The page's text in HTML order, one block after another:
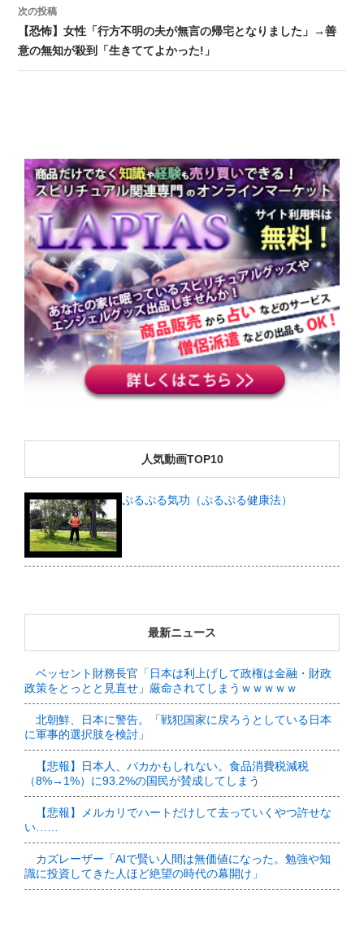
次の投稿
【恐怖】女性「行方不明の夫が無言の帰宅となりました」→善
意の無知が殺到「生きててよかった!」
人気動画TOP10
ぷるぷる気功（ぷるぷる健康法）
最新ニュース
ベッセント財務長官「日本は利上げして政権は金融・財政
政策をとっとと見直せ」厳命されてしまうｗｗｗｗｗ
北朝鮮、日本に警告。「戦犯国家に戻ろうとしている日本
に軍事的選択肢を検討」
【悲報】日本人、バカかもしれない。食品消費税減税
（8%→1%）に93.2%の国民が賛成してしまう
【悲報】メルカリでハートだけして去っていくやつ許せな
い……
カズレーザー「AIで賢い人間は無価値になった。勉強や知
識に投資してきた人ほど絶望の時代の幕開け」